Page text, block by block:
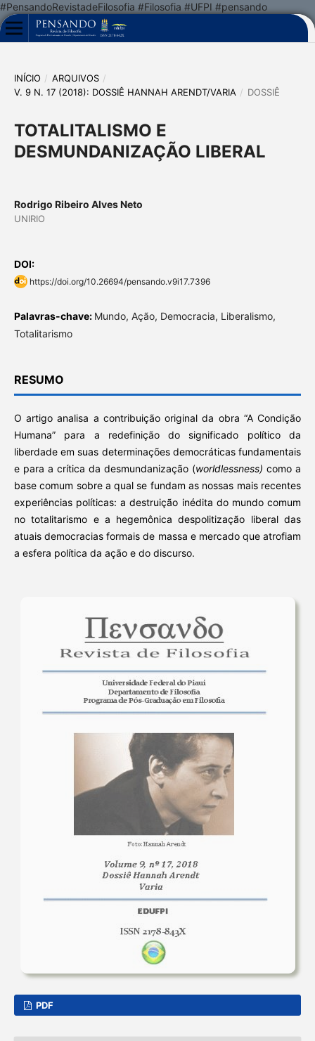
#PensandoRevistadeFilosofia #Filosofia #UFPI #pensando
INÍCIO / ARQUIVOS /
V. 9 N. 17 (2018): DOSSIÊ HANNAH ARENDT/VARIA / DOSSIÊ
TOTALITALISMO E
DESMUNDANIZAÇÃO LIBERAL
Rodrigo Ribeiro Alves Neto
UNIRIO
DOI:
https://doi.org/10.26694/pensando.v9i17.7396
Palavras-chave: Mundo, Ação, Democracia, Liberalismo,
Totalitarismo
RESUMO
O artigo analisa a contribuição original da obra “A Condição
Humana” para a redefinição do significado político da
liberdade em suas determinações democráticas fundamentais
e para a crítica da desmundanização (worldlessness)como a
base comum sobre a qual se fundam as nossas mais recentes
experiências políticas: a destruição inédita do mundo comum
no totalitarismo e a hegemônica despolitização liberal das
atuais democracias formais de massa e mercado que atrofiam
a esfera política da ação e do discurso.
PDF